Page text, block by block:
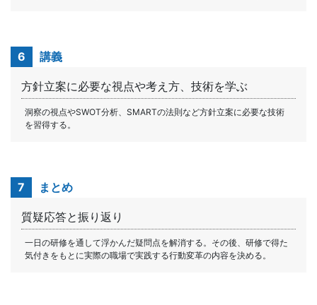
6 講義
方針立案に必要な視点や考え方、技術を学ぶ
洞察の視点やSWOT分析、SMARTの法則など方針立案に必要な技術
を習得する。
7 まとめ
質疑応答と振り返り
一日の研修を通して浮かんだ疑問点を解消する。その後、研修で得た
気付きをもとに実際の職場で実践する行動変革の内容を決める。